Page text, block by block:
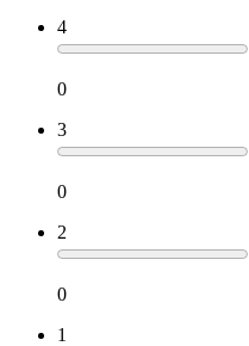
4
0
3
0
2
0
1